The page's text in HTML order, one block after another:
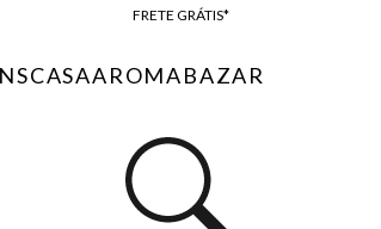
FRETE GRÁTIS*
10% OFF NA PRIMEIRA COMPRA*
CASAAROMABAZAR